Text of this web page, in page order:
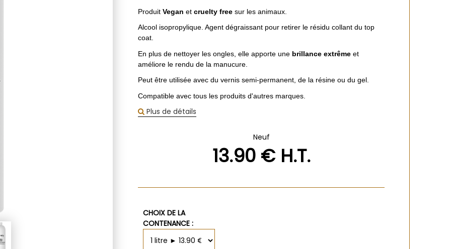
Produit Vegan et cruelty free sur les animaux.
Alcool isopropylique. Agent dégraissant pour retirer le résidu collant du top
coat.
En plus de nettoyer les ongles, elle apporte une brillance extrême et
améliore le rendu de la manucure.
Peut être utilisée avec du vernis semi-permanent, de la résine ou du gel.
Compatible avec tous les produits d'autres marques.
Plus de détails
Neuf
13.90€ H.T.
CHOIX DE LA
CONTENANCE :